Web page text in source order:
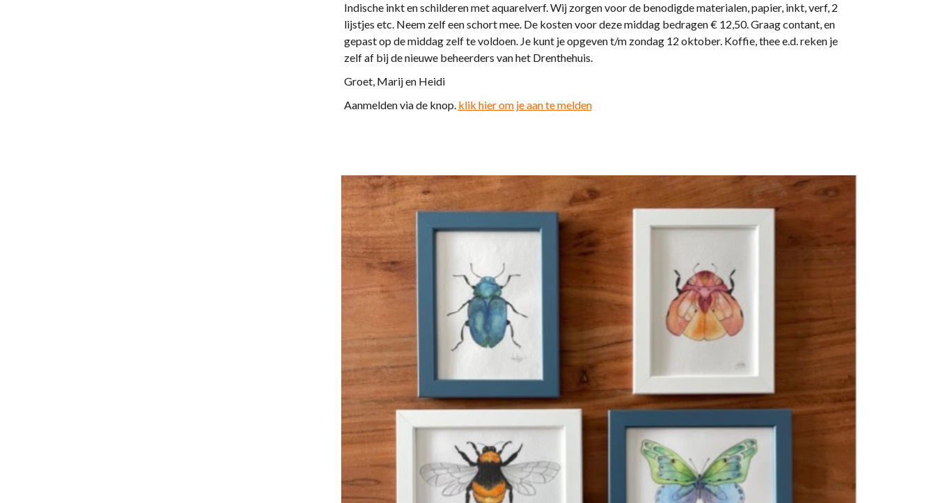
Indische inkt en schilderen met aquarelverf. Wij zorgen voor de benodigde materialen, papier, inkt, verf, 2
lijstjes etc. Neem zelf een schort mee. De kosten voor deze middag bedragen € 12,50. Graag contant, en
gepast op de middag zelf te voldoen. Je kunt je opgeven t/m zondag 12 oktober. Koffie, thee e.d. reken je
zelf af bij de nieuwe beheerders van het Drenthehuis.
Groet, Marij en Heidi
Aanmelden via de knop. klik hier om je aan te melden